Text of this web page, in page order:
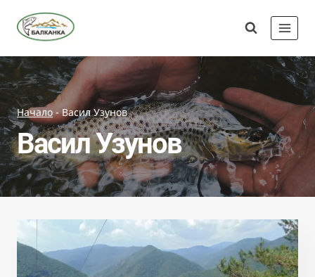
Начало-Васил Узунов
Васил Узунов